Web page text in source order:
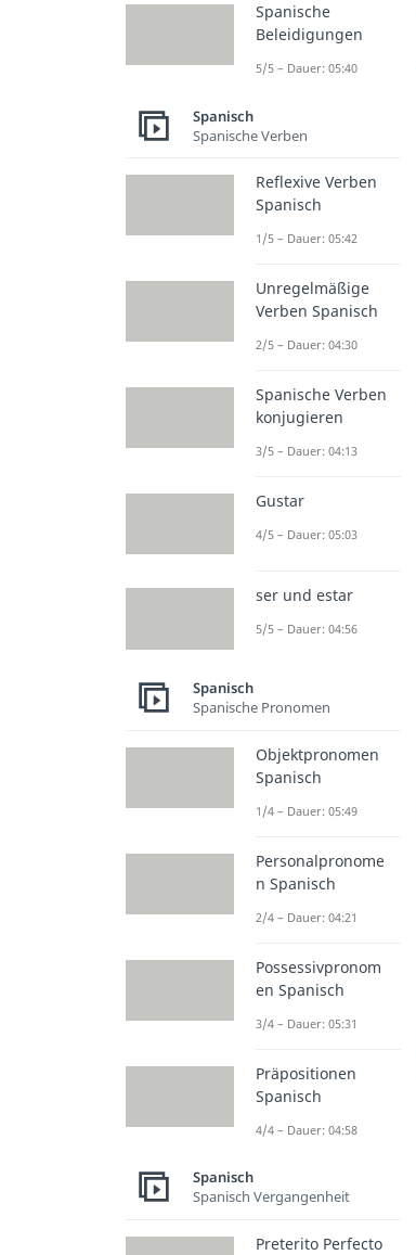
Spanische
Beleidigungen
5/5 – Dauer: 05:40
Spanisch
Spanische Verben
Reflexive Verben
Spanisch
1/5 – Dauer: 05:42
Unregelmäßige
Verben Spanisch
2/5 – Dauer: 04:30
Spanische Verben
konjugieren
3/5 – Dauer: 04:13
Gustar
4/5 – Dauer: 05:03
ser und estar
5/5 – Dauer: 04:56
Spanisch
Spanische Pronomen
Objektpronomen
Spanisch
1/4 – Dauer: 05:49
Personalpronome
n Spanisch
2/4 – Dauer: 04:21
Possessivpronom
en Spanisch
3/4 – Dauer: 05:31
Präpositionen
Spanisch
4/4 – Dauer: 04:58
Spanisch
Spanisch Vergangenheit
Preterito Perfecto